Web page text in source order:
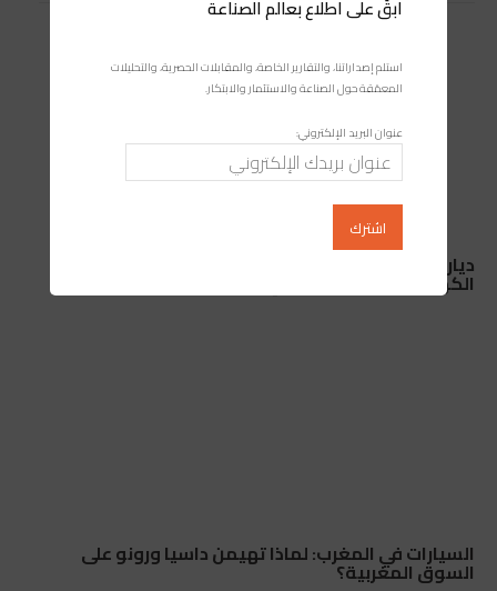
ديار الأندلس ببوسكورة… معاناة يومية مع انقطاعات
الكهرباء والماء بلا سابق إنذار
السيارات في المغرب: لماذا تهيمن داسيا ورونو على
السوق المغربية؟
ابقَ على اطلاع بعالم الصناعة
استلم إصداراتنا، والتقارير الخاصة، والمقابلات الحصرية، والتحليلات
المعمّقة حول الصناعة والاستثمار والابتكار.
عنوان البريد الإلكتروني: